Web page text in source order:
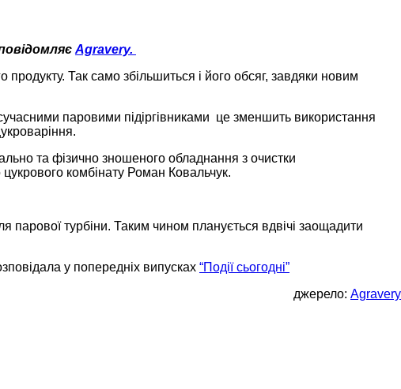
Agrаvery.
Так само збільшиться і його обсяг, завдяки новим
паровими підіргівниками це зменшить використання
та фізично зношеного обладнання з очистки
комбінату Роман Ковальчук.
турбіни. Таким чином планується вдвічі заощадити
у попередніх випусках “Події сьогодні”
джерело: Agrаvery